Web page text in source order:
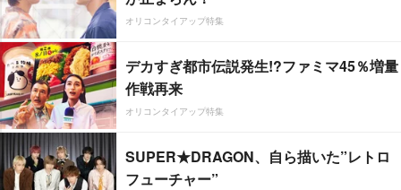
オリコンタイアップ特集
デカすぎ都市伝説発生!?ファミマ45％増量
作戦再来
オリコンタイアップ特集
SUPER★DRAGON、自ら描いた”レトロ
フューチャー”